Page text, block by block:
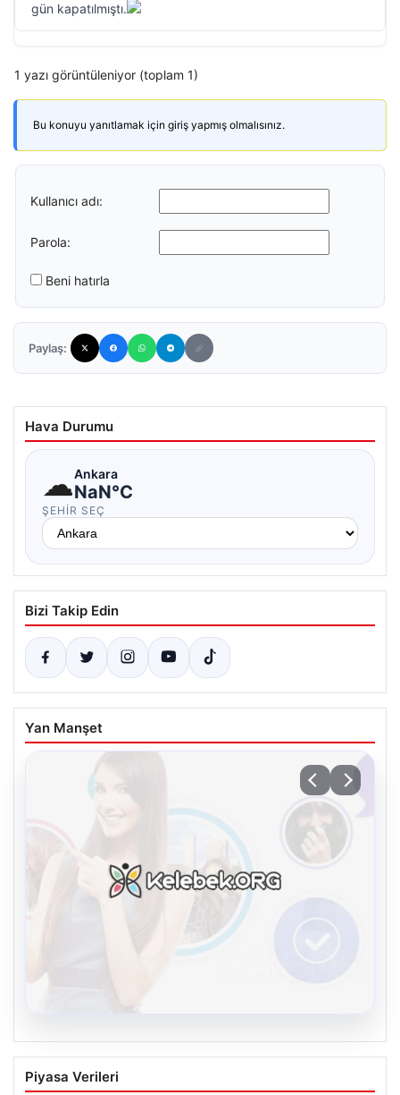
gün kapatılmıştı.
1 yazı görüntüleniyor (toplam 1)
Bu konuyu yanıtlamak için giriş yapmış olmalısınız.
Kullanıcı adı:
Parola:
Beni hatırla
Paylaş:
Hava Durumu
☁Ankara
NaN°C
ŞEHIR SEÇ
Bizi Takip Edin
Yan Manşet
Kelebek sohbet platformu İle Dijital
İletişimin Güvenli Adresi Ve Chat
Piyasa Verileri